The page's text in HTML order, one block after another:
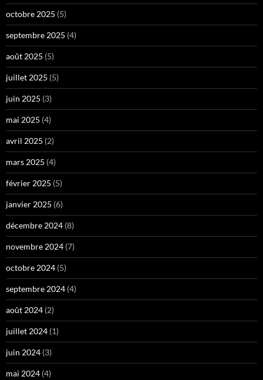
octobre 2025 (5)
septembre 2025 (4)
août 2025 (5)
juillet 2025 (5)
juin 2025 (3)
mai 2025 (4)
avril 2025 (2)
mars 2025 (4)
février 2025 (5)
janvier 2025 (6)
décembre 2024 (8)
novembre 2024 (7)
octobre 2024 (5)
septembre 2024 (4)
août 2024 (2)
juillet 2024 (1)
juin 2024 (3)
mai 2024 (4)